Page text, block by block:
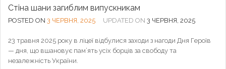
Стіна шани загиблим випускникам
POSTED ON 3 ЧЕРВНЯ, 2025 UPDATED ON 3 ЧЕРВНЯ, 2025
23 травня 2025 року в ліцеї відбулися заходи з нагоди Дня Героїв
— дня, що вшановує пам’ять усіх борців за свободу та
незалежність України.